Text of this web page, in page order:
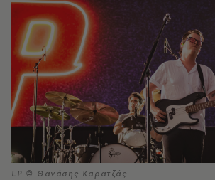
LP © Θανάσης Καρατζάς